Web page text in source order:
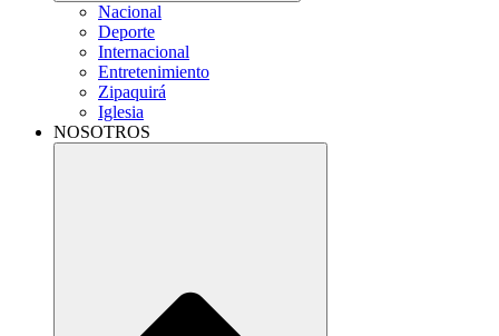
Nacional
Deporte
Internacional
Entretenimiento
Zipaquirá
Iglesia
NOSOTROS